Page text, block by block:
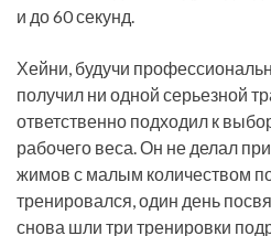
и до 60 секунд.
Хейни, будучи
получил ни одной серьезной
ответственно подходил к
рабочего веса. Он не делал
жимов с малым количеством
тренировался, один день
снова шли три тренировки